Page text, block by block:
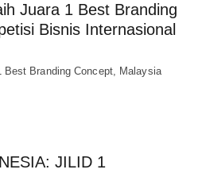
Juara 1 Best Branding
Bisnis Internasional
Best Branding Concept, Malaysia
JILID 1